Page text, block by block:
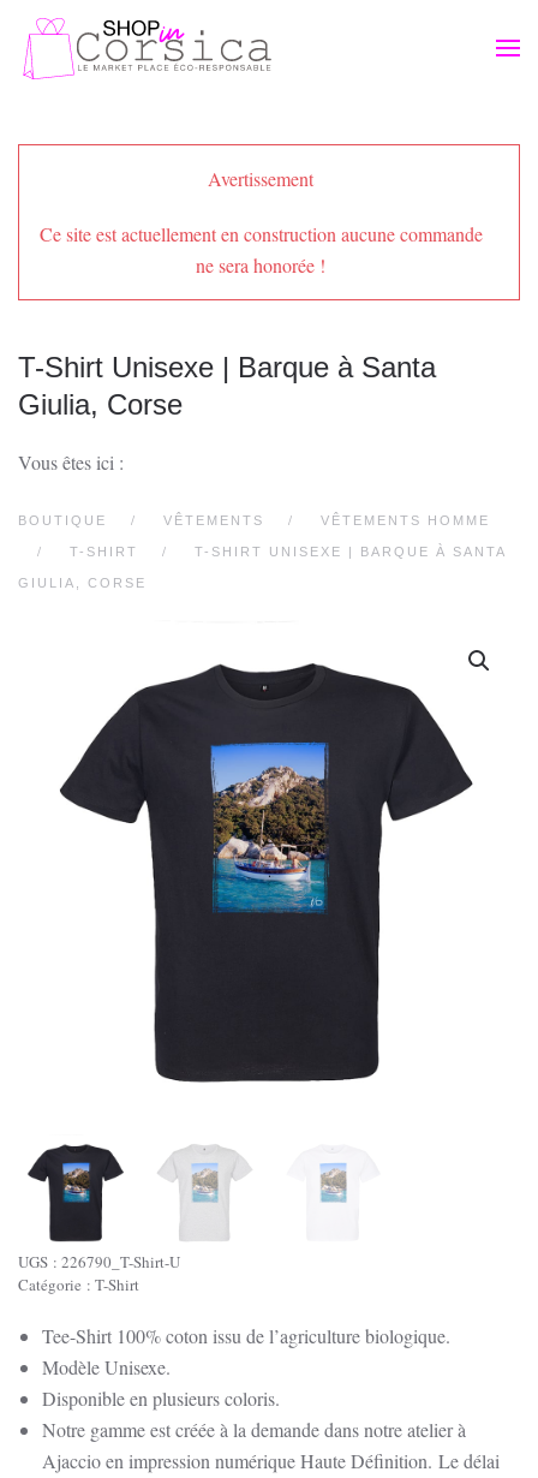
Passer au contenu principal
Avertissement
Ce site est actuellement en construction aucune commande
ne sera honorée !
T-Shirt Unisexe | Barque à Santa
Giulia, Corse
Vous êtes ici :
BOUTIQUE VÊTEMENTS VÊTEMENTS HOMME
T-SHIRT T-SHIRT UNISEXE | BARQUE À SANTA
GIULIA, CORSE
UGS : 226790_T-Shirt-U
Catégorie : T-Shirt
Tee-Shirt 100% coton issu de l’agriculture biologique.
Modèle Unisexe.
Disponible en plusieurs coloris.
Notre gamme est créée à la demande dans notre atelier à
Ajaccio en impression numérique Haute Définition. Le délai